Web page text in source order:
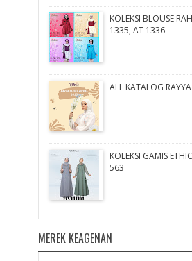
KOLEKSI BLOUSE
1335, AT 1336
ALL KATALOG
KOLEKSI GAMIS
563
MEREK KEAGENAN